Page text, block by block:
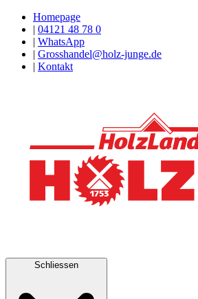
Homepage
| 04121 48 78 0
| WhatsApp
| Grosshandel@holz-junge.de
| Kontakt
Schliessen